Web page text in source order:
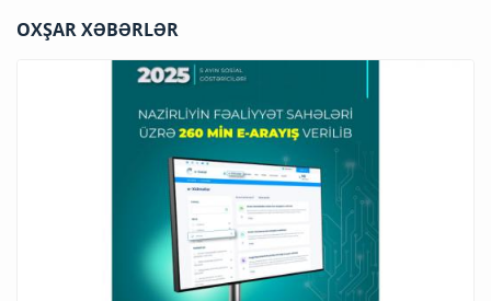
OXŞAR XƏBƏRLƏR